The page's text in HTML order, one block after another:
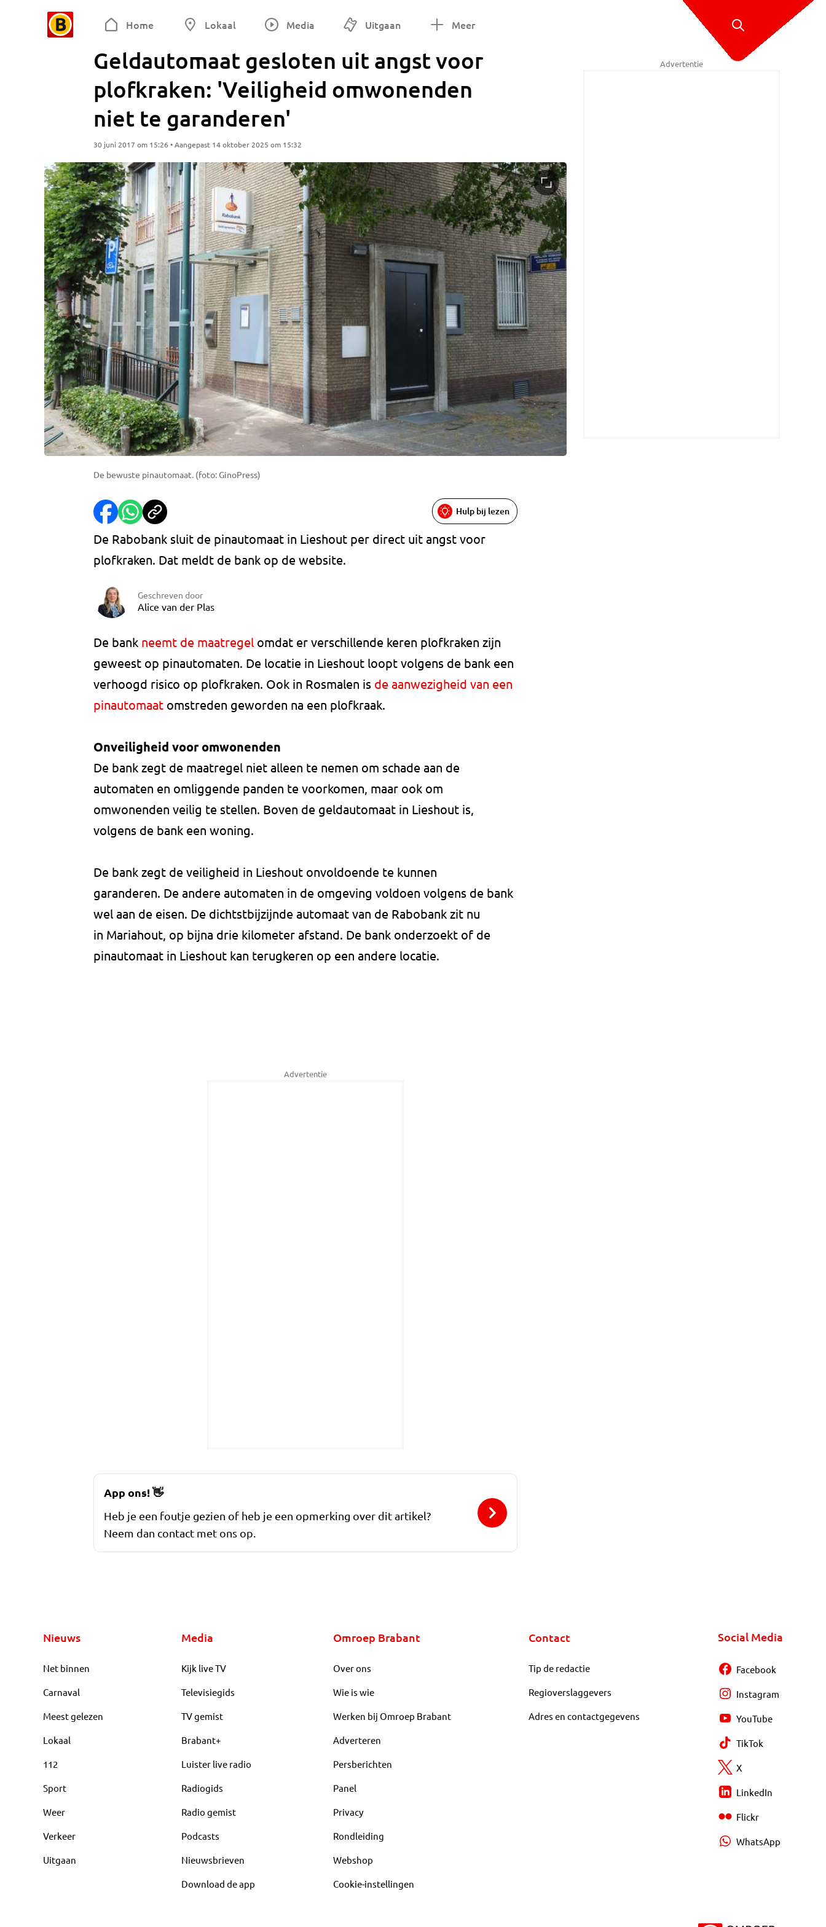
Home Lokaal Media Uitgaan Meer
Geldautomaat gesloten uit angst voor
plofkraken: 'Veiligheid omwonenden
niet te garanderen'
30 juni 2017 om 15:26 • Aangepast 14 oktober 2025 om 15:32
De bewuste pinautomaat. (foto: GinoPress)
Hulp bij lezen
De Rabobank sluit de pinautomaat in Lieshout per direct uit angst voor
plofkraken. Dat meldt de bank op de website.
Geschreven door
Alice van der Plas
De bank neemt de maatregel omdat er verschillende keren plofkraken zijn
geweest op pinautomaten. De locatie in Lieshout loopt volgens de bank een
verhoogd risico op plofkraken. Ook in Rosmalen is de aanwezigheid van een
pinautomaat omstreden geworden na een plofkraak.
Onveiligheid voor omwonenden
De bank zegt de maatregel niet alleen te nemen om schade aan de
automaten en omliggende panden te voorkomen, maar ook om
omwonenden veilig te stellen. Boven de geldautomaat in Lieshout is,
volgens de bank een woning.
De bank zegt de veiligheid in Lieshout onvoldoende te kunnen
garanderen. De andere automaten in de omgeving voldoen volgens de bank
wel aan de eisen. De dichtstbijzijnde automaat van de Rabobank zit nu
in Mariahout, op bijna drie kilometer afstand. De bank onderzoekt of de
pinautomaat in Lieshout kan terugkeren op een andere locatie.
Advertentie
Advertentie
App ons!👋
Heb je een foutje gezien of heb je een opmerking over dit artikel?
Neem dan contact met ons op.
Nieuws
Net binnen
Carnaval
Meest gelezen
Lokaal
112
Sport
Weer
Verkeer
Uitgaan
Media
Kijk live TV
Televisiegids
TV gemist
Brabant+
Luister live radio
Radiogids
Radio gemist
Podcasts
Nieuwsbrieven
Download de app
Omroep Brabant
Over ons
Wie is wie
Werken bij Omroep Brabant
Adverteren
Persberichten
Panel
Privacy
Rondleiding
Webshop
Cookie-instellingen
Contact
Tip de redactie
Regioverslaggevers
Adres en contactgegevens
Social Media
Facebook
Instagram
YouTube
TikTok
X
LinkedIn
Flickr
WhatsApp